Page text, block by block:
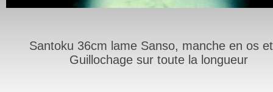
Santoku 36cm lame Sanso, manche en os
Guillochage sur toute la longueur